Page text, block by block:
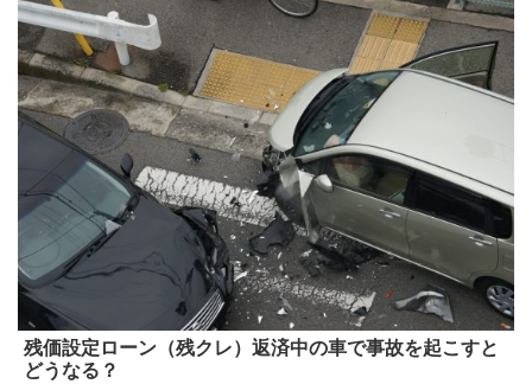
残価設定ローン（残クレ）返済中の車で事故を起こすと
どうなる？